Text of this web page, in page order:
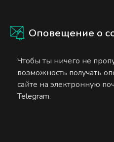
Оповещение о
Чтобы ты ничего не
возможность получать
сайте на электронную
Telegram.